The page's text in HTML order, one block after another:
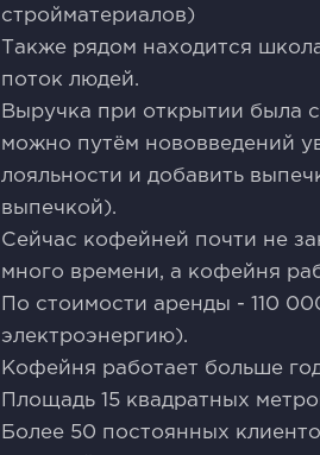
стройматериалов)
Также рядом находится
поток людей.
Выручка при открытии была
можно путём нововведений
лояльности и добавить
выпечкой).
Сейчас кофейней почти не
много времени, а кофейня
По стоимости аренды - 110
электроэнергию).
Кофейня работает больше
Площадь 15 квадратных
Более 50 постоянных